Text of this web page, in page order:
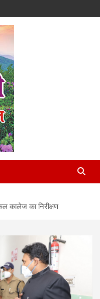
कालेज का निरीक्षण